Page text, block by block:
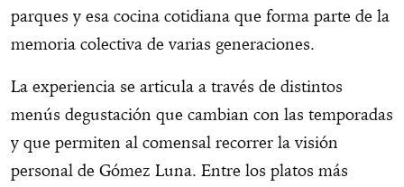
parques y esa cocina cotidiana que forma parte de la
memoria colectiva de varias generaciones.
La experiencia se articula a través de distintos
menús degustación que cambian con las temporadas
y que permiten al comensal recorrer la visión
personal de Gómez Luna. Entre los platos más